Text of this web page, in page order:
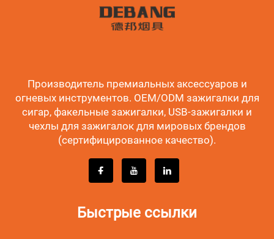
Производитель премиальных аксессуаров и
огневых инструментов. OEM/ODM зажигалки для
сигар, факельные зажигалки, USB-зажигалки и
чехлы для зажигалок для мировых брендов
(сертифицированное качество).
Быстрые ссылки